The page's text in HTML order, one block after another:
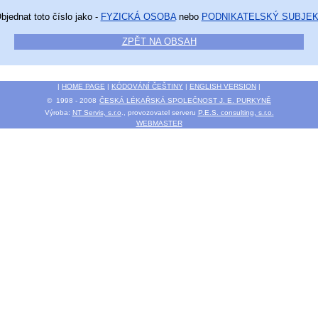
toto číslo jako - FYZICKÁ OSOBAnebo PODNIKATELSKÝ
ZPĚT NA OBSAH
| HOME PAGE | KÓDOVÁNÍ ČEŠTINY | ENGLISH VERSION |
© 1998 - 2008 ČESKÁ LÉKAŘSKÁ SPOLEČNOST J. E. PURKYNĚ
Výroba: NT Servis, s.r.o ., provozovatel serveru P.E.S. consulting, s.r.o.
WEBMASTER